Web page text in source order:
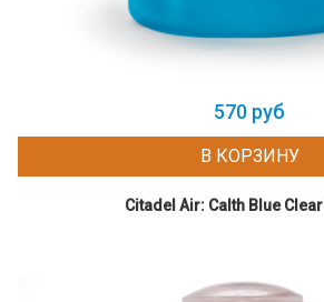
570 руб
В КОРЗИНУ
Citadel Air: Calth Blue